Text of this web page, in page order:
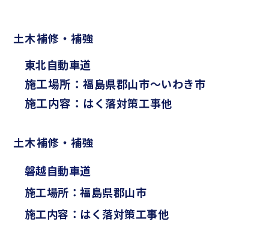
土木補修・補強
東北自動車道
施工場所：福島県郡山市～いわき市
施工内容： はく落対策工事他
土木補修・補強
磐越自動車道
施工場所：福島県郡山市
施工内容：はく落対策工事他